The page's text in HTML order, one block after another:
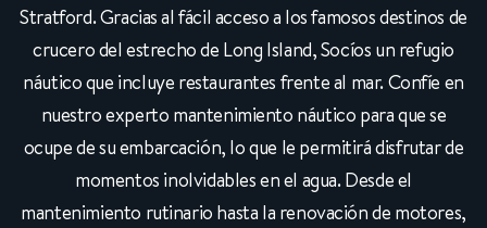
Stratford. Gracias al fácil acceso a los famosos destinos de
crucero del estrecho de Long Island, Socíos un refugio
náutico que incluye restaurantes frente al mar. Confíe en
nuestro experto mantenimiento náutico para que se
ocupe de su embarcación, lo que le permitirá disfrutar de
momentos inolvidables en el agua. Desde el
mantenimiento rutinario hasta la renovación de motores,